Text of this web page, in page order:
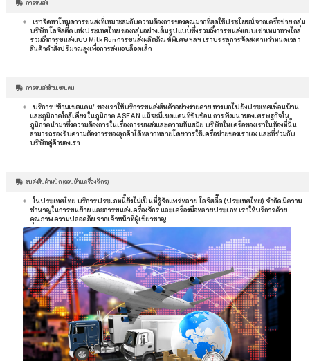
การขนส่ง
เราจัดหาโหมดการขนส่งที่เหมาะสมกับความต้องการของคุณมากที่สุดใช้ประโยชน์จากเครือข่าย กลุ่ม
บริษัท โลจิสตี๊ด แห่งประเทศไทย ของกลุ่มอย่างเต็มรูปแบบซึ่งรวมถึงการขนส่งแบบเช่าเหมาทางไกล
รวมถึงการขนส่งแบบ Milk Run การขนส่งผลิตภัณฑ์พิเศษ ฯลฯ เราบรรลุการจัดส่งตามกำหนดเวลา
สินค้าคำสั่งปริมาณสูงเพื่อการส่งมอบล็อตเล็ก
การขนส่งข้ามเขตแดน
บริการ “ข้ามเขตแดน” ของเราให้บริการขนส่งสินค้าอย่างง่ายดาย ทางบกไปยังประเทศเพื่อนบ้าน
และภูมิภาคใกล้เคียง ในภูมิภาค ASEAN แม้จะมีเขตแดนที่ซับซ้อน การพัฒนาของเศรษฐกิจใน
ภูมิภาคนำมาซึ่งความต้องการในเรื่องการขนส่งและความทันสมัย บริษัทในเครือของเราในท้องที่นั้น
สามารถรองรับความต้องการของลูกค้าได้หลากหลายโดยการใช้เครือข่ายของเราเอง และที่ร่วมกับ
บริษัทคู่ค้าของเรา
ขนส่งสินค้าหนัก (ถอนย้ายเครื่องจักร)
ในประเทศไทย บริการประเภทนี้ยังไม่เป็นที่รู้จักแพร่หลาย โลจิสตี๊ด (ประเทศไทย) จำกัด มีความ
ชำนาญในการขนย้าย และการขนส่งเครื่องจักร และเครื่องมือหลายประเภท เราให้บริการด้วย
คุณภาพ ความปลอดภัย จากเจ้าหน้าที่ผู้เชี่ยวชาญ